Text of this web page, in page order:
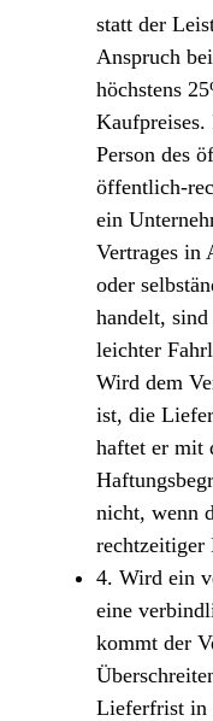
statt der
Anspruch
höchstens
Person des
öffentlich-
ein
Vertrages in
oder
handelt, sind
leichter
Wird dem
ist, die
haftet er mit
nicht, wenn
rechtzeitiger
4. Wird ein
eine
kommt der
Lieferfrist in